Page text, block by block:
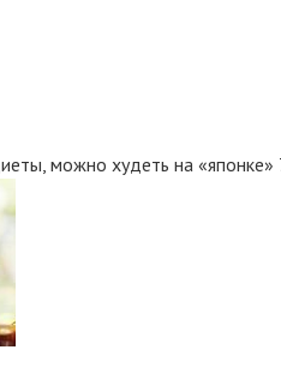
можно худеть на «японке»